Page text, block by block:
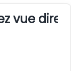
vue